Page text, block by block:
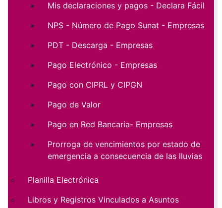
Mis declaraciones y pagos - Declara Fácil
NPS - Número de Pago Sunat - Empresas
PDT - Descarga - Empresas
Pago Electrónico - Empresas
Pago con CIPRL y CIPGN
Pago de Valor
Pago en Red Bancaria- Empresas
Prorroga de vencimientos por estado de
emergencia a consecuencia de las lluvias
Planilla Electrónica
Libros y Registros Vinculados a Asuntos